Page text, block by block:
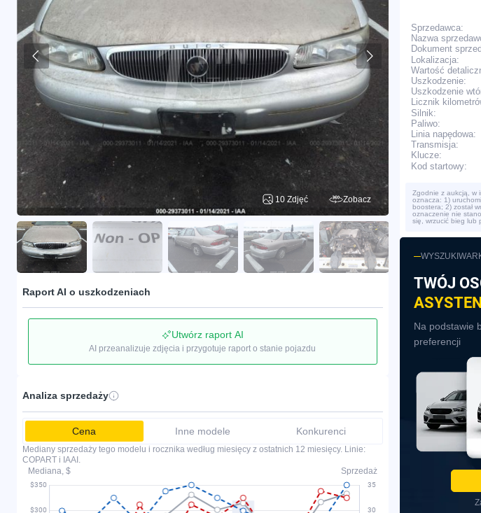
10 Zdjęć Zobacz
Raport AI o uszkodzeniach
Utwórz raport AI
AI przeanalizuje zdjęcia i przygotuje raport o stanie pojazdu
Analiza sprzedaży
Cena Inne modele Konkurenci
Mediany sprzedaży tego modelu i rocznika według miesięcy z ostatnich 12 miesięcy. Linie:
COPART i IAAI.
Mediana, $
Sprzedaż
Sprzedawca:
Nazwa
Dokument
Lokalizacja:
Wartość
Uszkodzenie:
Uszkodzenie
Licznik
Silnik:
Paliwo:
Linia napędowa:
Transmisja:
Klucze:
Kod startowy:
Zgodnie z aukcją, w
oznacza: 1)
boostera; 2) został
oznaczenie nie
się, wrzucić bieg lub
TWÓJ
Na podstawie
preferencji